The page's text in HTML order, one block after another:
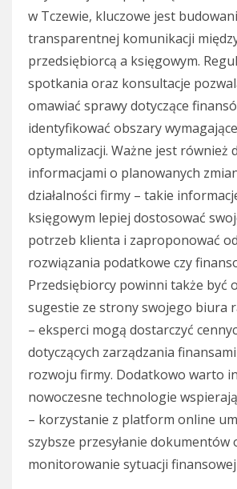
w Tczewie, kluczowe jest
transparentnej komunikacji
przedsiębiorcą a księgowym.
spotkania oraz konsultacje
omawiać sprawy dotyczące
identyfikować obszary
optymalizacji. Ważne jest również
informacjami o planowanych
działalności firmy – takie
księgowym lepiej dostosować
potrzeb klienta i zaproponować
rozwiązania podatkowe czy
Przedsiębiorcy powinni także być
sugestie ze strony swojego biura
– eksperci mogą dostarczyć
dotyczących zarządzania
rozwoju firmy. Dodatkowo warto
nowoczesne technologie
– korzystanie z platform online
szybsze przesyłanie dokumentów
monitorowanie sytuacji